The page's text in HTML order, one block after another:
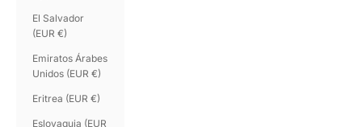
El Salvador
(EUR €)
Emiratos Árabes
Unidos (EUR €)
Eritrea (EUR €)
Eslovaquia (EUR